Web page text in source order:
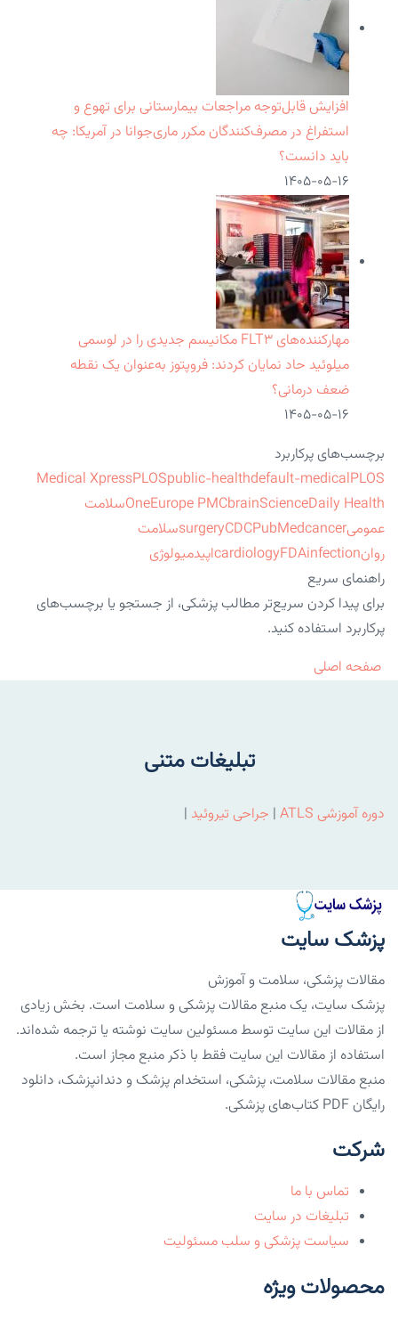
افزایش قابل‌توجه مراجعات بیمارستانی برای تهوع و
استفراغ در مصرف‌کنندگان مکرر ماری‌جوانا در آمریکا: چه
باید دانست؟
۱۴۰۵-۰۵-۱۶
مهارکننده‌های FLT۳ مکانیسم جدیدی را در لوسمی
میلوئید حاد نمایان کردند: فروپتوز به‌عنوان یک نقطه
ضعف درمانی؟
۱۴۰۵-۰۵-۱۶
برچسب‌های پرکاربرد
Medical XpressPLOSpublic-healthdefault-medicalPLOS
OneEurope PMCbrainScienceDaily Health
سلامت
عمومی
surgeryCDCPubMedcancer
سلامت
روان
cardiologyFDAinfection
اپیدمیولوژی
راهنمای سریع
برای پیدا کردن سریع‌تر مطالب پزشکی، از جستجو یا برچسب‌های
پرکاربرد استفاده کنید.
صفحه اصلی
تبلیغات متنی
دوره آموزشی ATLS | جراحی تیروئید |
پزشک سایت
مقالات پزشکی، سلامت و آموزش
پزشک سایت، یک منبع مقالات پزشکی و سلامت است. بخش زیادی
از مقالات این سایت توسط مسئولین سایت نوشته یا ترجمه شده‌اند.
استفاده از مقالات این سایت فقط با ذکر منبع مجاز است.
منبع مقالات سلامت، پزشکی، استخدام پزشک و دندانپزشک، دانلود
رایگان PDF کتاب‌های پزشکی.
شرکت
تماس با ما
تبلیغات در سایت
سیاست پزشکی و سلب مسئولیت
محصولات ویژه